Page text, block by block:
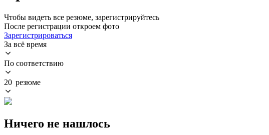
Чтобы видеть все резюме, зарегистрируйтесь
После регистрации откроем фото
Зарегистрироваться
За всё время
По соответствию
20 резюме
Ничего не нашлось